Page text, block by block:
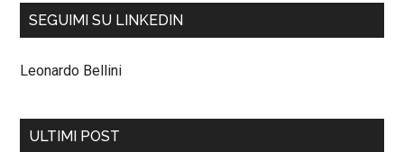
SEGUIMI SU LINKEDIN
Leonardo Bellini
ULTIMI POST